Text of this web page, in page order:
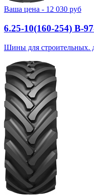
Ваша цена - 12 030 руб
6.25-10(160-254) В-
Шины для строительных.